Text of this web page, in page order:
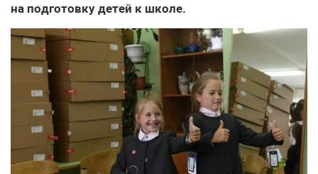
на подготовку детей к школе.